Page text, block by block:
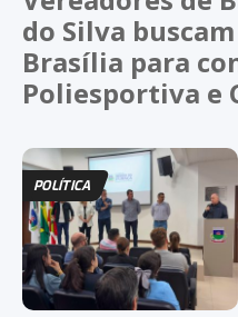
do Silva
Brasília para
Poliesportiva e
POLÍTICA